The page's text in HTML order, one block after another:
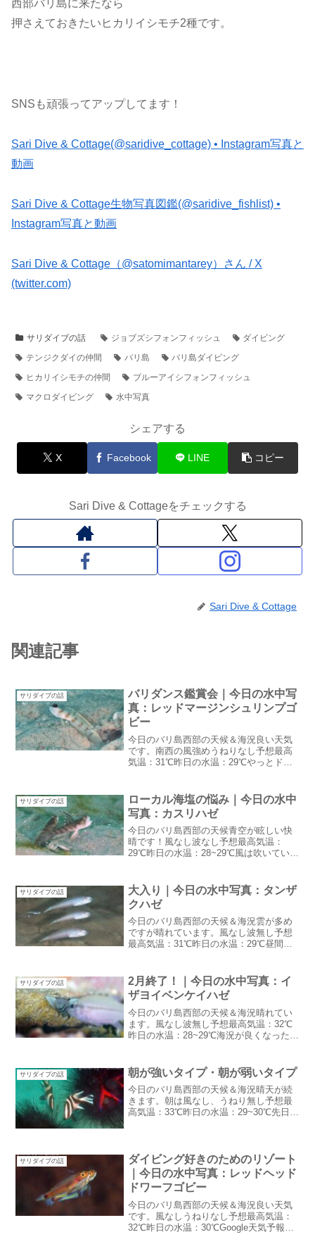
西部バリ島に来たなら
押さえておきたいヒカリイシモチ2種です。
SNSも頑張ってアップしてます！
Sari Dive & Cottage(@saridive_cottage) • Instagram写真と
動画
Sari Dive & Cottage生物写真図鑑(@saridive_fishlist) •
Instagram写真と動画
Sari Dive & Cottage（@satomimantarey）さん / X
(twitter.com)
サリダイブの話 ジョブズシフォンフィッシュ
ダイビング
テンジクダイの仲間
バリ島
バリ島ダイビング
ヒカリイシモチの仲間
ブルーアイシフォンフィッシュ
マクロダイビング
水中写真
シェアする
X Facebook LINE コピー
Sari Dive & Cottageをチェックする
Sari Dive & Cottage
関連記事
サリダイブの話
バリダンス鑑賞会｜今日の水中写
真：レッドマージンシュリンプゴ
ビー
今日のバリ島西部の天候＆海況良い天気
です。南西の風強めうねりなし予想最高
気温：31℃昨日の水温：29℃やっとドラ
度良かったそうです：笑バリダンス鑑賞
会昨日は超久しぶりにバ...
サリダイブの話
ローカル海塩の悩み｜今日の水中
写真：カスリハゼ
今日のバリ島西部の天候青空が眩しい快
晴です！風なし波なし予想最高気温：
29℃昨日の水温：28~29℃風は吹いていな
塩の悩み実は少し前からキッチンで使用
する塩を海塩に変え...
サリダイブの話
大入り｜今日の水中写真：タンザ
クハゼ
今日のバリ島西部の天候＆海況雲が多め
ですが晴れています。風なし波無し予想
最高気温：31℃昨日の水温：29℃昼間ち
た。夜の方が潮が高いので潮水が大入り
状態夜にはレストラン前...
サリダイブの話
2月終了！｜今日の水中写真：イ
ザヨイベンケイハゼ
今日のバリ島西部の天候＆海況晴れてい
ます。風なし波無し予想最高気温：32℃
昨日の水温：28~29℃海況が良くなったの
がチェックアウトスタッフたちは代わり
ばんこに休暇を...
サリダイブの話 朝が強いタイプ・朝が弱いタイプ
今日のバリ島西部の天候＆海況晴天が続
きます。朝は風なし、うねり無し予想最
高気温：33℃昨日の水温：29~30℃先日の
私の仕事のまま朝...
サリダイブの話
ダイビング好きのためのリゾート
｜今日の水中写真：レッドヘッド
ドワーフゴビー
今日のバリ島西部の天候＆海況良い天気
です。風なしうねりなし予想最高気温：
32℃昨日の水温：30℃Google天気予報で